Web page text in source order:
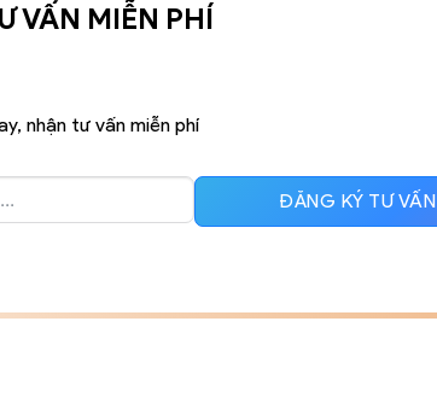
VẤN MIỄN PHÍ
nhận tư vấn miễn phí
ĐĂNG KÝ TƯ VẤN